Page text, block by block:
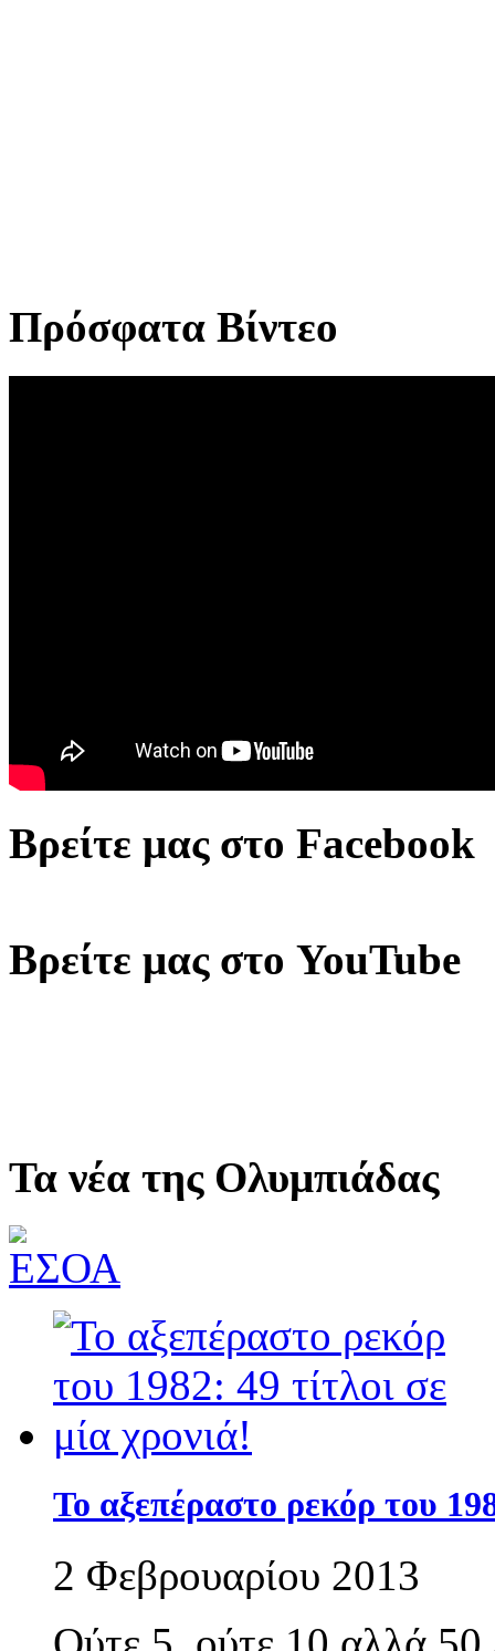
Πρόσφατα Βίντεο
Βρείτε μας στο Facebook
Βρείτε μας στο YouTube
Τα νέα της Ολυμπιάδας
Το αξεπέραστο ρεκόρ του
2 Φεβρουαρίου 2013